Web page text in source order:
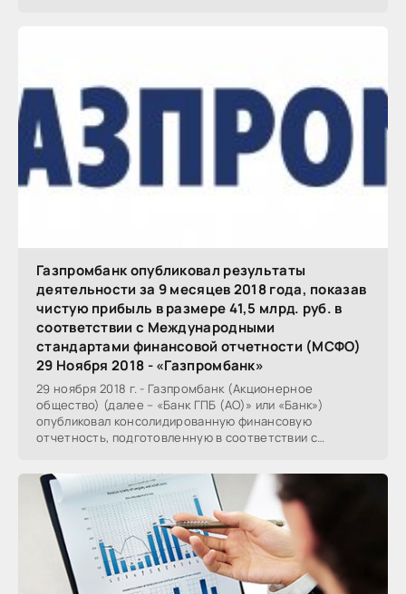
Газпромбанк опубликовал результаты
деятельности за 9 месяцев 2018 года, показав
чистую прибыль в размере 41,5 млрд. руб. в
соответствии с Международными
стандартами финансовой отчетности (МСФО)
29 Ноября 2018 - «Газпромбанк»
29 ноября 2018 г. - Газпромбанк (Акционерное
общество) (далее – «Банк ГПБ (АО)» или «Банк»)
опубликовал консолидированную финансовую
отчетность, подготовленную в соответствии с